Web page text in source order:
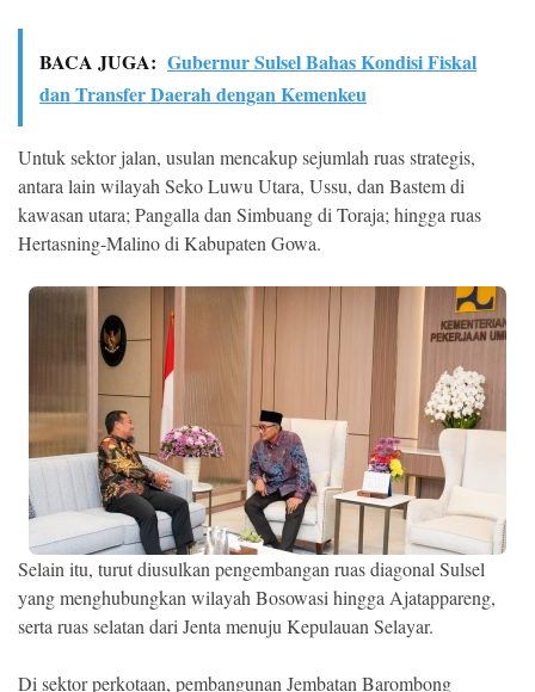
BACA JUGA: Gubernur Sulsel Bahas Kondisi Fiskal
dan Transfer Daerah dengan Kemenkeu
Untuk sektor jalan, usulan mencakup sejumlah ruas strategis,
antara lain wilayah Seko Luwu Utara, Ussu, dan Bastem di
kawasan utara; Pangalla dan Simbuang di Toraja; hingga ruas
Hertasning-Malino di Kabupaten Gowa.
Selain itu, turut diusulkan pengembangan ruas diagonal Sulsel
yang menghubungkan wilayah Bosowasi hingga Ajatappareng,
serta ruas selatan dari Jenta menuju Kepulauan Selayar.
Di sektor perkotaan, pembangunan Jembatan Barombong